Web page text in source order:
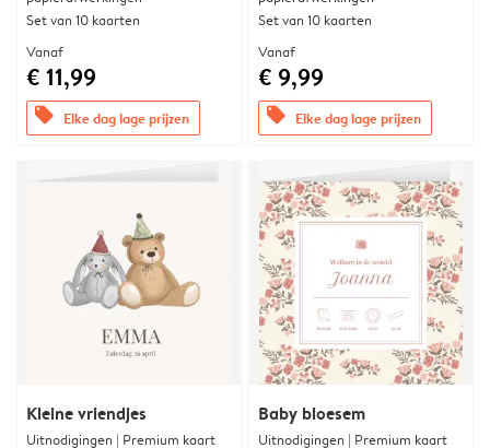
Set van 10 kaarten
Vanaf
€ 11,99
offers Elke dag lage prijzen
Set van 10 kaarten
Vanaf
€ 9,99
offers Elke dag lage prijzen
Kleine vriendjes
Uitnodigingen | Premium kaart
Baby bloesem
Uitnodigingen | Premium kaart